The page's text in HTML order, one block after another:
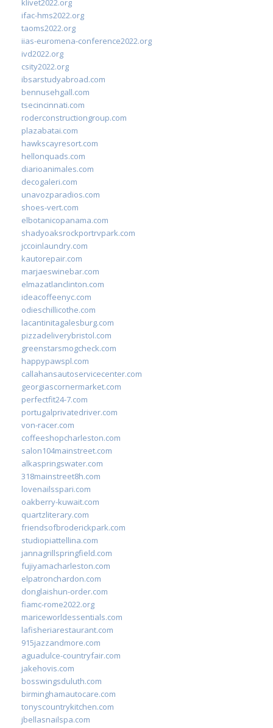
ifac-hms2022.org
taoms2022.org
iias-euromena-conference2022.org
ivd2022.org
csity2022.org
ibsarstudyabroad.com
bennusehgall.com
tsecincinnati.com
roderconstructiongroup.com
plazabatai.com
hawkscayresort.com
hellonquads.com
diarioanimales.com
decogaleri.com
unavozparadios.com
shoes-vert.com
elbotanicopanama.com
shadyoaksrockportrvpark.com
jccoinlaundry.com
kautorepair.com
marjaeswinebar.com
elmazatlanclinton.com
ideacoffeenyc.com
odieschillicothe.com
lacantinitagalesburg.com
pizzadeliverybristol.com
greenstarsmogcheck.com
happypawspl.com
callahansautoservicecenter.com
georgiascornermarket.com
perfectfit24-7.com
portugalprivatedriver.com
von-racer.com
coffeeshopcharleston.com
salon104mainstreet.com
alkaspringswater.com
318mainstreet8h.com
lovenailsspari.com
oakberry-kuwait.com
quartzliterary.com
friendsofbroderickpark.com
studiopiattellina.com
jannagrillspringfield.com
fujiyamacharleston.com
elpatronchardon.com
donglaishun-order.com
fiamc-rome2022.org
mariceworldessentials.com
lafisheriarestaurant.com
915jazzandmore.com
aguadulce-countryfair.com
jakehovis.com
bosswingsduluth.com
birminghamautocare.com
tonyscountrykitchen.com
jbellasnailspa.com